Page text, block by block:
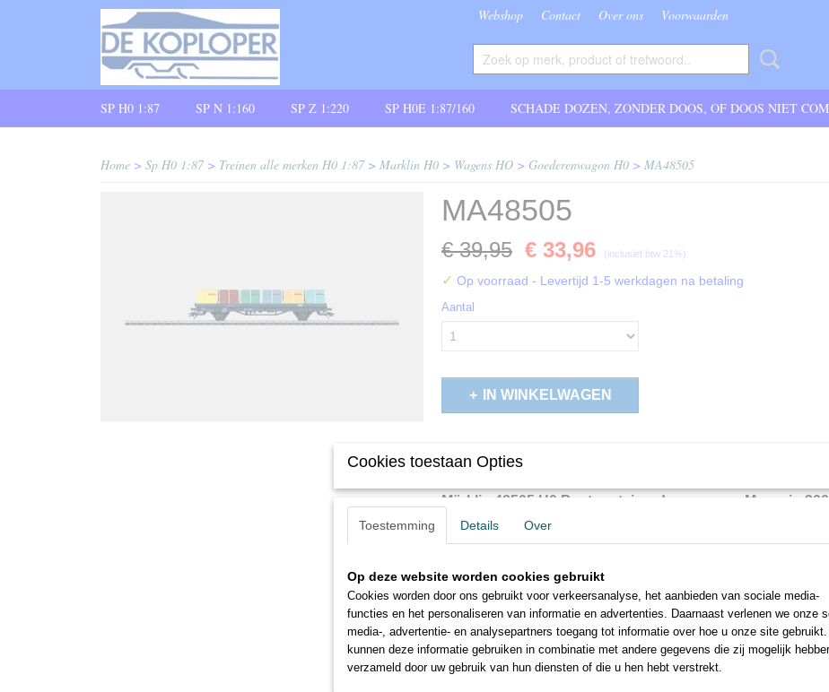
Webshop Contact Over ons Voorwaarden
SP H0 1:87 SP N 1:160 SP Z 1:220 SP H0E 1:87/160 SCHADE DOZEN, ZONDER DOOS, OF DOOS NIET
Home > Sp H0 1:87> Treinen alle merken H0 1:87> Marklin H0 > Wagens HO > Goederenwagon H0 > MA48505
MA48505
€ 39,95 € 33,96 (inclusief btw 21%)
✓ Op voorraad - Levertijd 1-5 werkdagen na betaling
Aantal
IN WINKELWAGEN
Omschrijving
Märklin 48505 H0 Postcontainerdraagwagen Magazin
Post 2-t / 13 post containerwagen.
Exclusieve uitvoering in Märklin Magazin-design. Structuur in de oude
kobaltblauw. Linkgeleide kortkoppelingen. Aparte koppelingsslangen en
rolcontainers in verschillende kleuren. Allemaal rolcontainers met een
metalen banden. Lengte over de buffers 17,0 cm.
Cookies toestaan Opties
Toestemming Details Over
Op deze website worden cookies gebruikt
Cookies worden door ons gebruikt voor verkeersanalyse, het aanbieden van sociale media-
functies en het personaliseren van informatie en advertenties. Daarnaast verlenen we onze
media-, advertentie- en analysepartners toegang tot informatie over hoe u onze site
kunnen deze informatie gebruiken in combinatie met andere gegevens die zij mogelijk
verzameld door uw gebruik van hun diensten of die u hen hebt verstrekt.